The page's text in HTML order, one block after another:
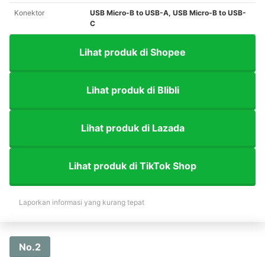
Konektor
USB Micro-B to USB-A, USB Micro-B to USB-
C
Lihat produk di Shopee
Lihat produk di Blibli
Lihat produk di Lazada
Lihat produk di TikTok Shop
Laporkan informasi yang kurang tepat
No.2